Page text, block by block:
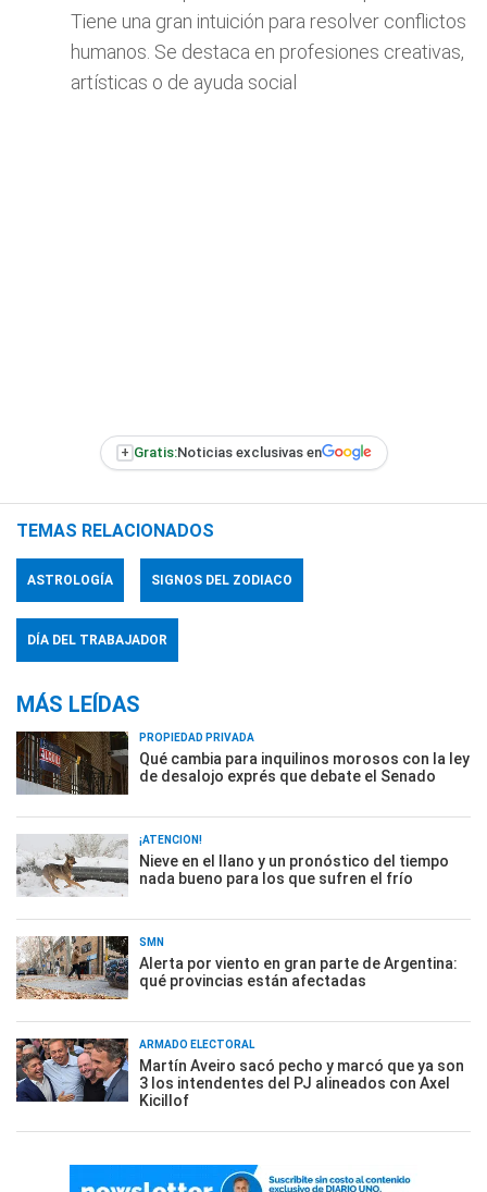
Tiene una gran intuición para resolver conflictos
humanos. Se destaca en profesiones creativas,
artísticas o de ayuda social
+ Gratis:Noticias exclusivas en
TEMAS RELACIONADOS
ASTROLOGÍA SIGNOS DEL ZODIACO
DÍA DEL TRABAJADOR
MÁS LEÍDAS
PROPIEDAD PRIVADA
Qué cambia para inquilinos morosos con la ley
de desalojo exprés que debate el Senado
¡ATENCIÓN!
Nieve en el llano y un pronóstico del tiempo
nada bueno para los que sufren el frío
SMN
Alerta por viento en gran parte de Argentina:
qué provincias están afectadas
ARMADO ELECTORAL
Martín Aveiro sacó pecho y marcó que ya son
3 los intendentes del PJ alineados con Axel
Kicillof